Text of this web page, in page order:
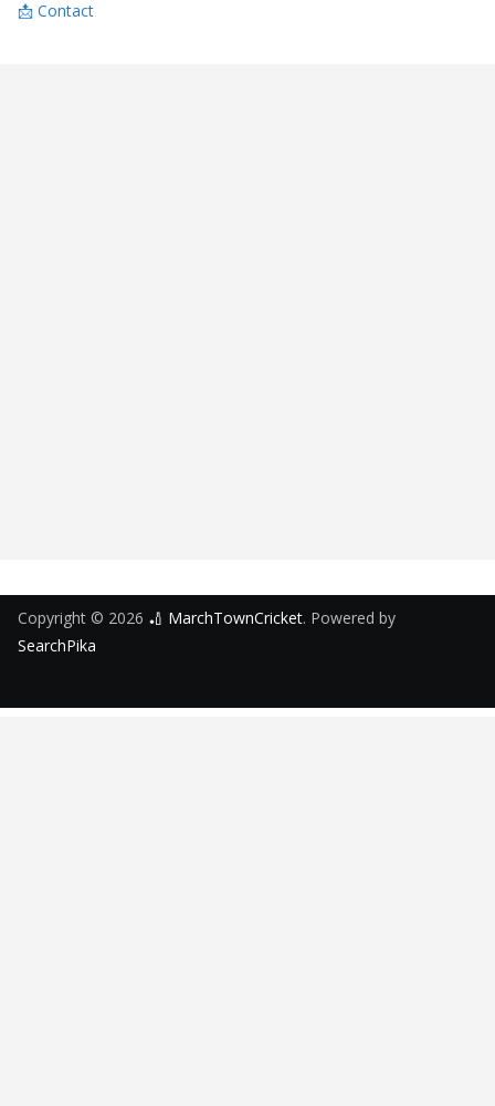
📩 Contact
Copyright © 2026 🏏 MarchTownCricket. Powered by
SearchPika